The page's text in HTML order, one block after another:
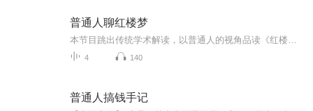
普通人聊红楼梦
4 140
普通人搞钱手记